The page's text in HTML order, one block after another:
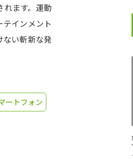
学びたい学問発見
ニ講義「夢ナビ講義」
よくあるご質問
受付内容・発
お問合せ
れます。運動
インメント
い斬新な発
ートフォン